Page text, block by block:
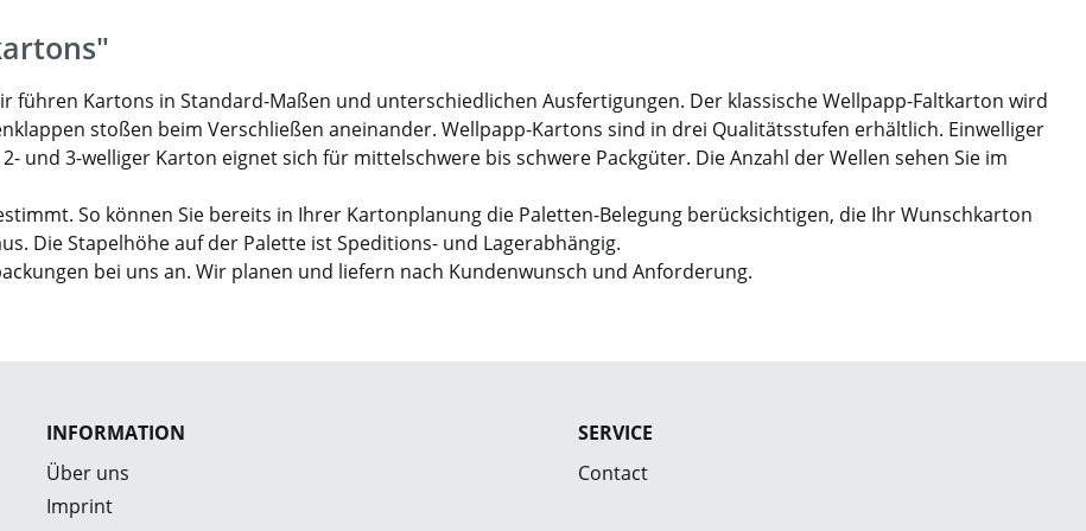
führen Kartons in Standard-Maßen und unterschiedlichen Ausfertigungen. Der klassische Wellpapp-Faltkarton wird
stoßen beim Verschließen aneinander. Wellpapp-Kartons sind in drei Qualitätsstufen erhältlich. Einwelliger
und 3-welliger Karton eignet sich für mittelschwere bis schwere Packgüter. Die Anzahl der Wellen sehen Sie im
So können Sie bereits in Ihrer Kartonplanung die Paletten-Belegung berücksichtigen, die Ihr Wunschkarton
Die Stapelhöhe auf der Palette ist Speditions- und Lagerabhängig.
bei uns an. Wir planen und liefern nach Kundenwunsch und Anforderung.
INFORMATION
Über uns
Imprint
SERVICE
Contact